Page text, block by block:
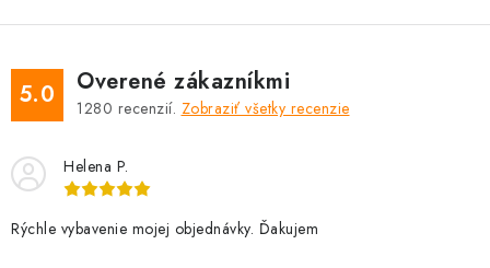
5.0 Overené zákazníkmi
1280 recenzií. Zobraziť všetky recenzie
Helena P.
Rýchle vybavenie mojej objednávky. Ďakujem